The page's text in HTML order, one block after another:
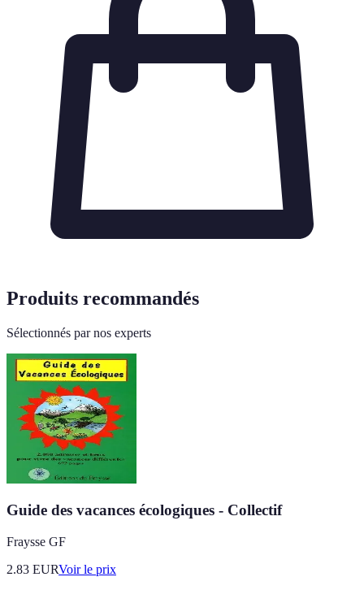
Produits recommandés
Sélectionnés par nos experts
Guide des vacances écologiques - Collectif
Fraysse GF
2.83 EURVoir le prix